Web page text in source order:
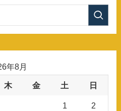
年8月
木 金 土 日
1 2